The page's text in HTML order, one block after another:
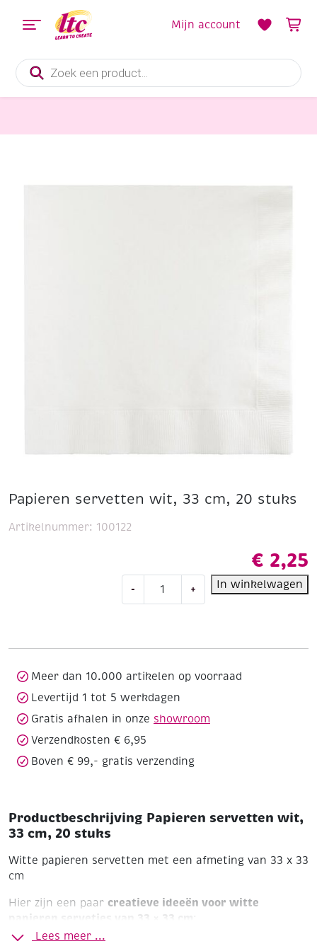
Producten
zoeken
Mijn account
Papieren servetten wit, 33 cm, 20 stuks
€ 2,25
-
servetten
stuks
+ In winkelwagen
Artikelnummer: 100122
Meer dan 10.000 artikelen op voorraad
Levertijd 1 tot 5 werkdagen
Gratis afhalen in onze showroom
Verzendkosten € 6,95
Boven € 99,- gratis verzending
Productbeschrijving Papieren servetten wit,
33 cm, 20 stuks
Witte papieren servetten met een afmeting van 33 x 33
cm
Hier zijn een paar creatieve ideeën voor witte
papieren servetjes van 33 × 33 cm
🎨 1. Servetjes versieren
Lees meer ...